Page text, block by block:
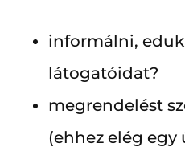
informálni,
látogatóidat?
megrendelést
(ehhez elég egy